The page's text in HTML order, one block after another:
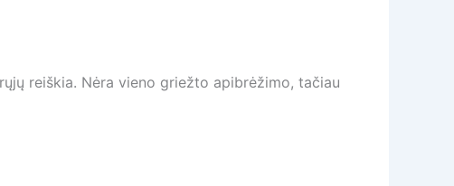
reiškia. Nėra vieno griežto apibrėžimo, tačiau